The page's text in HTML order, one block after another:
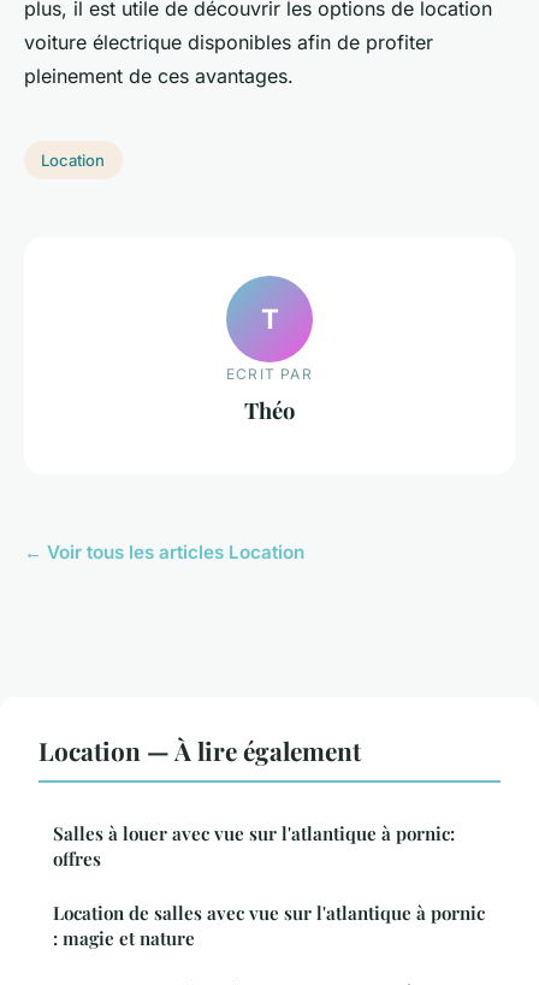
plus, il est utile de découvrir les options de location
voiture électrique disponibles afin de profiter
pleinement de ces avantages.
Location
T
ECRIT PAR
Théo
← Voir tous les articles Location
Location — À lire également
Salles à louer avec vue sur l'atlantique à pornic:
offres
Location de salles avec vue sur l'atlantique à pornic
: magie et nature